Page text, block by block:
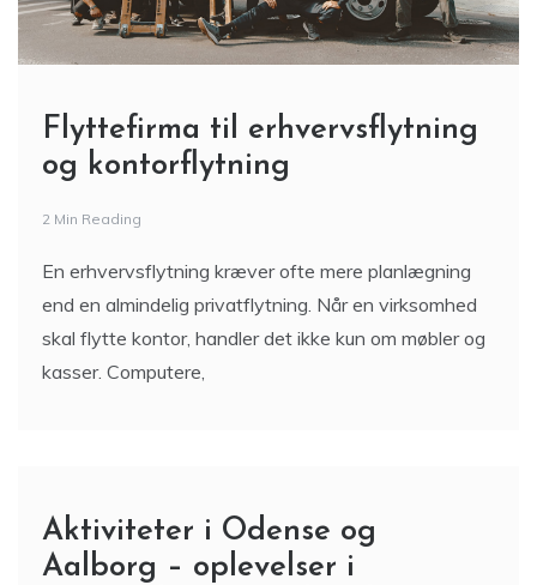
Flyttefirma til erhvervsflytning
og kontorflytning
2 Min Reading
En erhvervsflytning kræver ofte mere planlægning
end en almindelig privatflytning. Når en virksomhed
skal flytte kontor, handler det ikke kun om møbler og
kasser. Computere,
Aktiviteter i Odense og
Aalborg – oplevelser i